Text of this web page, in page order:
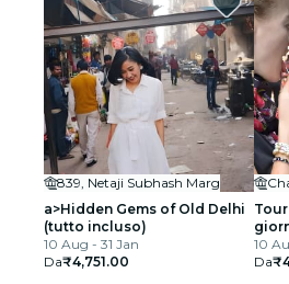
839, Netaji Subhash Marg
a>Hidden Gems of Old Delhi
(tutto incluso)
10 Aug - 31 Jan
Da₹4,751.00
10
Da